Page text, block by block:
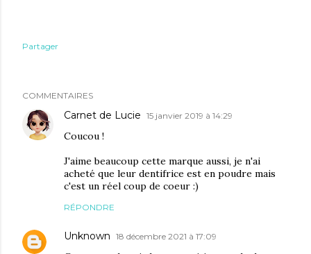
Partager
COMMENTAIRES
Carnet de Lucie 15 janvier 2019 à 14:29
Coucou !
J'aime beaucoup cette marque aussi, je n'ai
acheté que leur dentifrice est en poudre mais
c'est un réel coup de coeur :)
RÉPONDRE
Unknown 18 décembre 2021 à 17:09